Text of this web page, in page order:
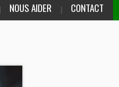
NOUS AIDER CONTACT